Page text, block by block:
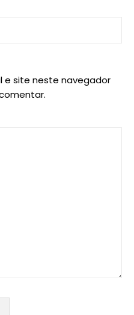
e site neste navegador